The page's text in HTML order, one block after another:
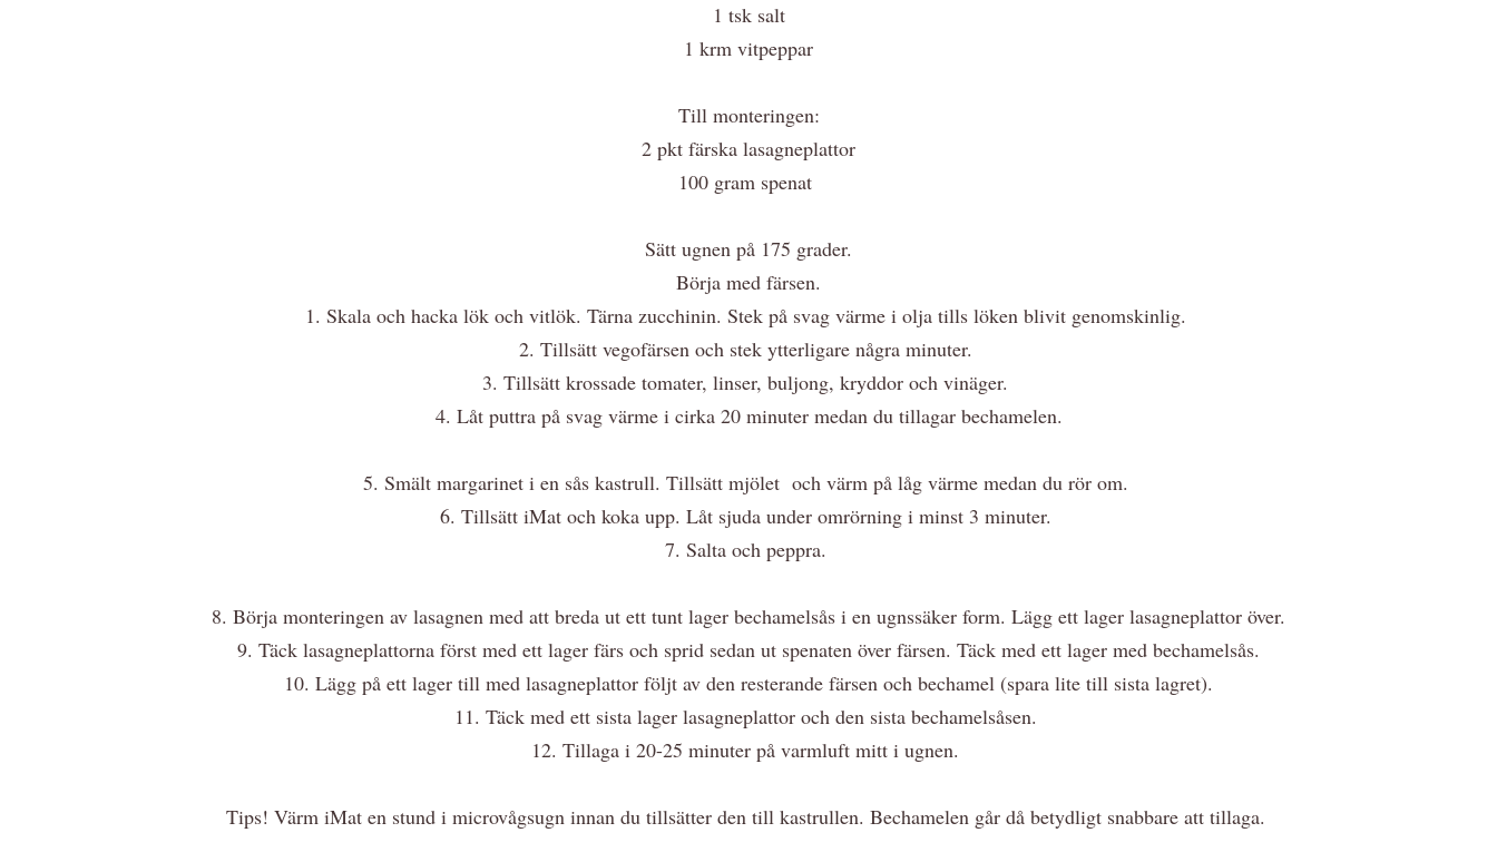
1 tsk salt
1 krm vitpeppar
Till monteringen:
2 pkt färska lasagneplattor
100 gram spenat
Sätt ugnen på 175 grader.
Börja med färsen.
1. Skala och hacka lök och vitlök. Tärna zucchinin. Stek på svag värme i olja tills löken blivit genomskinlig.
2. Tillsätt vegofärsen och stek ytterligare några minuter.
3. Tillsätt krossade tomater, linser, buljong, kryddor och vinäger.
4. Låt puttra på svag värme i cirka 20 minuter medan du tillagar bechamelen.
5. Smält margarinet i en sås kastrull. Tillsätt mjölet och värm på låg värme medan du rör om.
6. Tillsätt iMat och koka upp. Låt sjuda under omrörning i minst 3 minuter.
7. Salta och peppra.
8. Börja monteringen av lasagnen med att breda ut ett tunt lager bechamelsås i en ugnssäker form. Lägg ett lager lasagneplattor över.
9. Täck lasagneplattorna först med ett lager färs och sprid sedan ut spenaten över färsen. Täck med ett lager med bechamelsås.
10. Lägg på ett lager till med lasagneplattor följt av den resterande färsen och bechamel (spara lite till sista lagret).
11. Täck med ett sista lager lasagneplattor och den sista bechamelsåsen.
12. Tillaga i 20-25 minuter på varmluft mitt i ugnen.
Tips! Värm iMat en stund i microvågsugn innan du tillsätter den till kastrullen. Bechamelen går då betydligt snabbare att tillaga.